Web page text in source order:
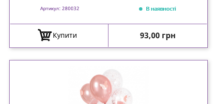
Артикул: 280032 В наявності
Купити Ціна
93,00 грн